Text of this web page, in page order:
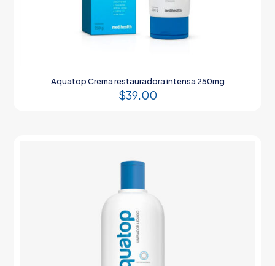
Aquatop Crema restauradora intensa 250mg
$39.00